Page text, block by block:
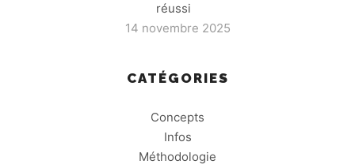
réussi
14 novembre 2025
CATÉGORIES
Concepts
Infos
Méthodologie